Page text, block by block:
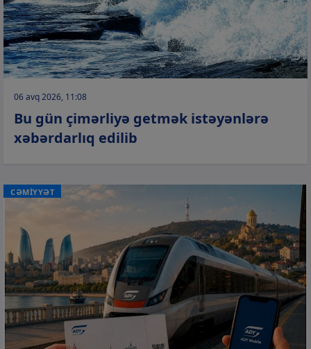
06 avq 2026, 11:08
Bu gün çimərliyə getmək istəyənlərə
xəbərdarlıq edilib
CƏMİYYƏT